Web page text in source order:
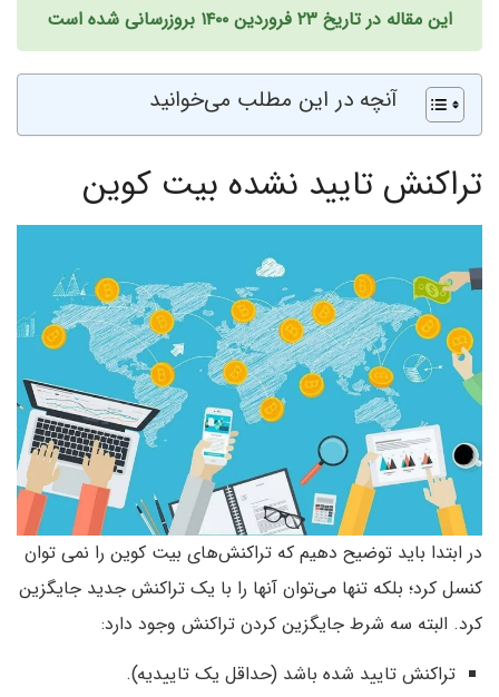
این مقاله در تاریخ ۲۳ فروردین ۱۴۰۰ بروزرسانی شده است
آنچه در این مطلب می‌خوانید
تراکنش تایید نشده بیت کوین
در ابتدا باید توضیح دهیم که تراکنش‌های بیت کوین را نمی توان
کنسل کرد؛ بلکه تنها می‌توان آنها را با یک تراکنش جدید جایگزین
کرد. البته سه شرط جایگزین کردن تراکنش وجود دارد:
تراکنش تایید شده باشد (حداقل یک تاییدیه).